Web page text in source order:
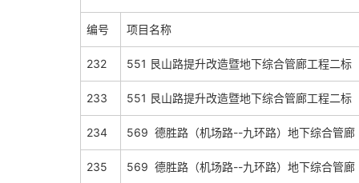
编号 项目名称
232 551 艮山路提升改造暨地下综合管廊工程二
233 551 艮山路提升改造暨地下综合管廊工程二
234 569 德胜路（机场路--九环路）地下综合管廊
235 569 德胜路（机场路--九环路）地下综合管